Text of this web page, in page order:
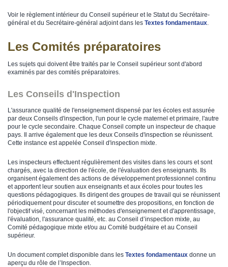
Voir le règlement intérieur du Conseil supérieur et le Statut du Secrétaire-
général et du Secrétaire-général adjoint dans les Tex​tes fondamentaux.
Les Comités préparatoires
Les sujets qui doivent être traités par le Conseil supérieur sont d'abord
examinés par des comités préparatoires.
Les Conseils d'Inspection
L'assurance qualité de l'enseignement dispensé par les écoles est assurée
par deux Conseils d'inspection, l'un pour le cycle maternel et primaire, l'autre
pour le cycle secondaire. Chaque Conseil compte un inspecteur de chaque
pays. Il arrive également que les deux Conseils d'inspection se réunissent.
Cette instance est appelée Conseil d'inspection mixte.
Les inspecteurs effectuent régulièrement des visites dans les cours et sont
chargés, avec la direction de l'école, de l'évaluation des enseignants. Ils
organisent également des actions de développement professionnel continu
et apportent leur soutien aux enseignants et aux écoles pour toutes les
questions pédagogiques. Ils dirigent des groupes de travail qui se réunissent
périodiquement pour discuter et soumettre des propositions, en fonction de
l'objectif visé, concernant les méthodes d'enseignement et d'apprentissage,
l'évaluation, l'assurance qualité, etc. au Conseil d’inspection mixte, au
Comité pédagogique mixte et/ou au Comité budgétaire et au Conseil
supérieur.
Un document complet disponible dans les Textes fondamentaux donne un
aperçu du rôle de l’Inspection.